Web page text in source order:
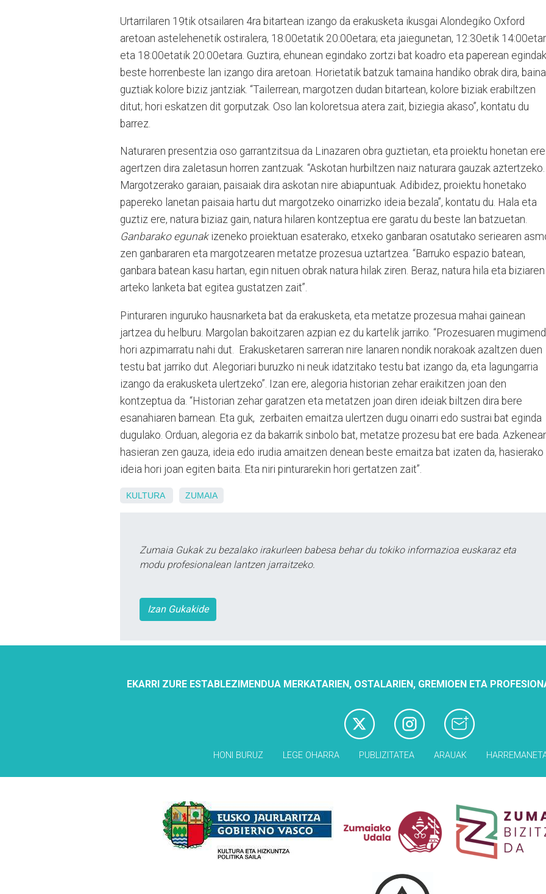
Urtarrilaren 19tik otsailaren 4ra bitartean izango da erakusketa ikusgai Alondegiko Oxford
aretoan astelehenetik ostiralera, 18:00etatik 20:00etara; eta jaiegunetan, 12:30etik
eta 18:00etatik 20:00etara. Guztira, ehunean egindako zortzi bat koadro eta paperean
beste horrenbeste lan izango dira aretoan. Horietatik batzuk tamaina handiko obrak dira, baina
guztiak kolore biziz jantziak. “Tailerrean, margotzen dudan bitartean, kolore biziak erabiltzen
ditut; hori eskatzen dit gorputzak. Oso lan koloretsua atera zait, biziegia akaso”, kontatu du
barrez.
Naturaren presentzia oso garrantzitsua da Linazaren obra guztietan, eta proiektu honetan ere
agertzen dira zaletasun horren zantzuak. “Askotan hurbiltzen naiz naturara gauzak aztertzeko.
Margotzerako garaian, paisaiak dira askotan nire abiapuntuak. Adibidez, proiektu honetako
papereko lanetan paisaia hartu dut margotzeko oinarrizko ideia bezala”, kontatu du. Hala eta
guztiz ere, natura biziaz gain, natura hilaren kontzeptua ere garatu du beste lan batzuetan.
Ganbarako egunak izeneko proiektuan esaterako, etxeko ganbaran osatutako seriearen
zen ganbararen eta margotzearen metatze prozesua uztartzea. “Barruko espazio batean,
ganbara batean kasu hartan, egin nituen obrak natura hilak ziren. Beraz, natura hila eta biziaren
arteko lanketa bat egitea gustatzen zait”.
Pinturaren inguruko hausnarketa bat da erakusketa, eta metatze prozesua mahai gainean
jartzea du helburu. Margolan bakoitzaren azpian ez du kartelik jarriko. “Prozesuaren
hori azpimarratu nahi dut. Erakusketaren sarreran nire lanaren nondik norakoak azaltzen duen
testu bat jarriko dut. Alegoriari buruzko ni neuk idatzitako testu bat izango da, eta lagungarria
izango da erakusketa ulertzeko”. Izan ere, alegoria historian zehar eraikitzen joan den
kontzeptua da. “Historian zehar garatzen eta metatzen joan diren ideiak biltzen dira bere
esanahiaren barnean. Eta guk, zerbaiten emaitza ulertzen dugu oinarri edo sustrai bat eginda
dugulako. Orduan, alegoria ez da bakarrik sinbolo bat, metatze prozesu bat ere bada.
hasieran zen gauza, ideia edo irudia amaitzen denean beste emaitza bat izaten da, hasierako
ideia hori joan egiten baita. Eta niri pinturarekin hori gertatzen zait”.
KULTURA ZUMAIA
Zumaia Gukak zu bezalako irakurleen babesa behar du tokiko informazioa euskaraz eta
modu profesionalean lantzen jarraitzeko.
Izan Gukakide
EKARRI ZURE ESTABLEZIMENDUA MERKATARIEN, OSTALARIEN, GREMIOEN ETA
HONI BURUZ LEGE OHARRA PUBLIZITATEA ARAUAK